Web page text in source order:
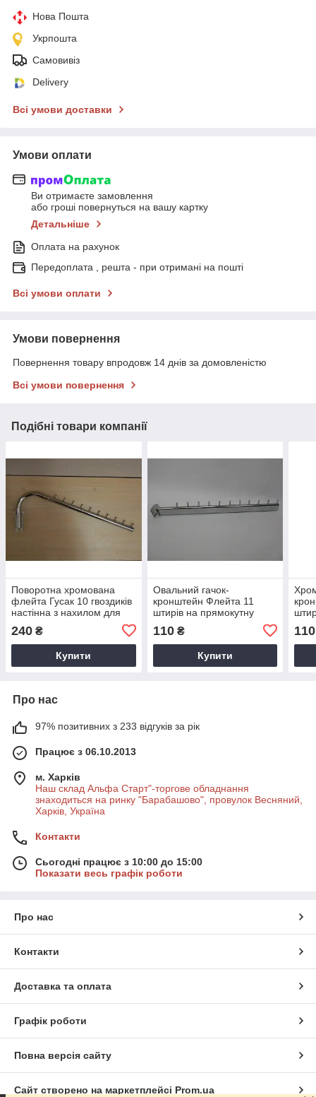
Нова Пошта
Укрпошта
Самовивіз
Delivery
Всі умови доставки
Умови оплати
Ви отримаєте замовлення
або гроші повернуться на вашу картку
Детальніше
Оплата на рахунок
Передоплата , решта - при отримані на пошті
Всі умови оплати
Умови повернення
Повернення товару впродовж 14 днів за домовленістю
Всі умови повернення
Подібні товари компанії
Поворотна хромована
флейта Гусак 10 гвоздиків
настінна з нахилом для
240 ₴
Купити
Овальний гачок-
кронштейн Флейта 11
штирів на прямокутну
Варіант
110₴
Купити
110
Про нас
97% позитивних з 233 відгуків за рік
Працює з 06.10.2013
м. Харків
Наш склад Альфа Старт"-торгове обладнання
знаходиться на ринку "Барабашово", провулок Весняний,
Харків, Україна
Контакти
Сьогодні працює з 10:00 до 15:00
Показати весь графік роботи
Про нас
Контакти
Доставка та оплата
Графік роботи
Повна версія сайту
Сайт створено на маркетплейсі Prom.ua